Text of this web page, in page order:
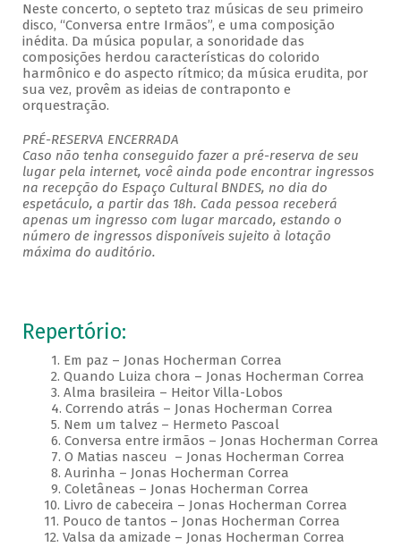
Neste concerto, o septeto traz músicas de seu primeiro
disco, “Conversa entre Irmãos”, e uma composição
inédita. Da música popular, a sonoridade das
composições herdou características do colorido
harmônico e do aspecto rítmico; da música erudita, por
sua vez, provêm as ideias de contraponto e
orquestração.
PRÉ-RESERVA ENCERRADA
Caso não tenha conseguido fazer a pré-reserva de seu
lugar pela internet, você ainda pode encontrar ingressos
na recepção do Espaço Cultural BNDES, no dia do
espetáculo, a partir das 18h. Cada pessoa receberá
apenas um ingresso com lugar marcado, estando o
número de ingressos disponíveis sujeito à lotação
máxima do auditório.
Repertório:
1. Em paz – Jonas Hocherman Correa
2. Quando Luiza chora – Jonas Hocherman Correa
3. Alma brasileira – Heitor Villa-Lobos
4. Correndo atrás – Jonas Hocherman Correa
5. Nem um talvez – Hermeto Pascoal
6. Conversa entre irmãos – Jonas Hocherman Correa
7. O Matias nasceu – Jonas Hocherman Correa
8. Aurinha – Jonas Hocherman Correa
9. Coletâneas – Jonas Hocherman Correa
10. Livro de cabeceira – Jonas Hocherman Correa
11. Pouco de tantos – Jonas Hocherman Correa
12. Valsa da amizade – Jonas Hocherman Correa